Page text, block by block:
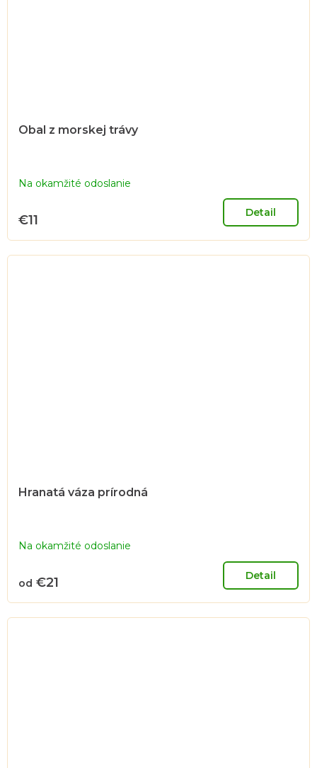
Obal z morskej trávy
Na okamžité odoslanie
€11 Detail
Hranatá váza prírodná
Na okamžité odoslanie
od €21 Detail